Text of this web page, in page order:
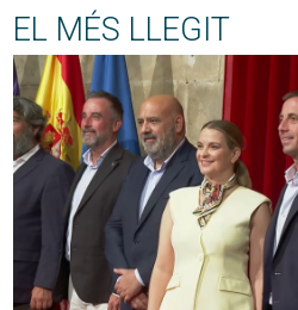
EL MÉS LLEGIT